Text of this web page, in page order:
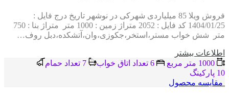
فروش ویلا 85 میلیاردی شهرکی در نوشهر تاریخ درج فایل :
1404/01/25 کد فایل : 2052 متراژ زمین : 1000 متر متراژ بنا : 750
متر شش خواب مستر،استخر،جکوزی،وان،آتشکده،دبل روف…
اطلاعات بيشتر
10 پاركينگ
مقایسه محصول